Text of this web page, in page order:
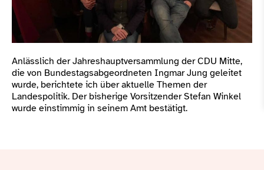
Anlässlich der Jahreshauptversammlung der CDU Mitte,
die von Bundestagsabgeordneten Ingmar Jung geleitet
wurde, berichtete ich über aktuelle Themen der
Landespolitik. Der bisherige Vorsitzender Stefan Winkel
wurde einstimmig in seinem Amt bestätigt.